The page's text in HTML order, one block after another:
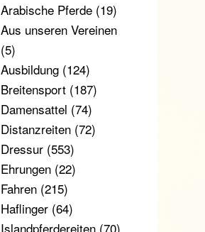
Arabische Pferde(19)
Aus unseren Vereinen
(5)
Ausbildung(124)
Breitensport(187)
Damensattel (74)
Distanzreiten(72)
Dressur(553)
Ehrungen(22)
Fahren(215)
Haflinger(64)
Islandpferdereiten(70)